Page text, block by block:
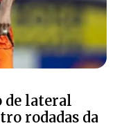
de lateral
rodadas da